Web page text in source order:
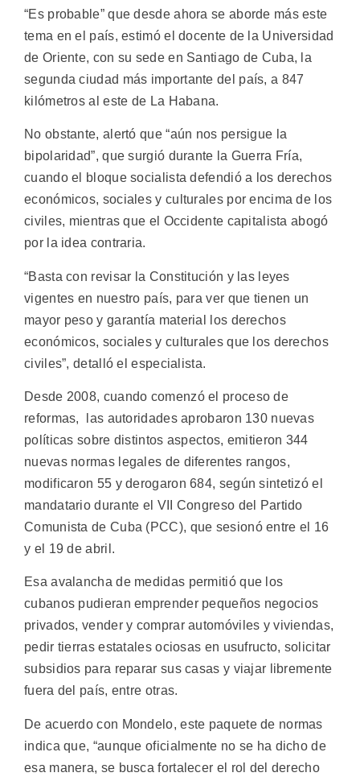
“Es probable” que desde ahora se aborde más este
tema en el país, estimó el docente de la Universidad
de Oriente, con su sede en Santiago de Cuba, la
segunda ciudad más importante del país, a 847
kilómetros al este de La Habana.
No obstante, alertó que “aún nos persigue la
bipolaridad”, que surgió durante la Guerra Fría,
cuando el bloque socialista defendió a los derechos
económicos, sociales y culturales por encima de los
civiles, mientras que el Occidente capitalista abogó
por la idea contraria.
“Basta con revisar la Constitución y las leyes
vigentes en nuestro país, para ver que tienen un
mayor peso y garantía material los derechos
económicos, sociales y culturales que los derechos
civiles”, detalló el especialista.
Desde 2008, cuando comenzó el proceso de
reformas, las autoridades aprobaron 130 nuevas
políticas sobre distintos aspectos, emitieron 344
nuevas normas legales de diferentes rangos,
modificaron 55 y derogaron 684, según sintetizó el
mandatario durante el VII Congreso del Partido
Comunista de Cuba (PCC), que sesionó entre el 16
y el 19 de abril.
Esa avalancha de medidas permitió que los
cubanos pudieran emprender pequeños negocios
privados, vender y comprar automóviles y viviendas,
pedir tierras estatales ociosas en usufructo, solicitar
subsidios para reparar sus casas y viajar libremente
fuera del país, entre otras.
De acuerdo con Mondelo, este paquete de normas
indica que, “aunque oficialmente no se ha dicho de
esa manera, se busca fortalecer el rol del derecho